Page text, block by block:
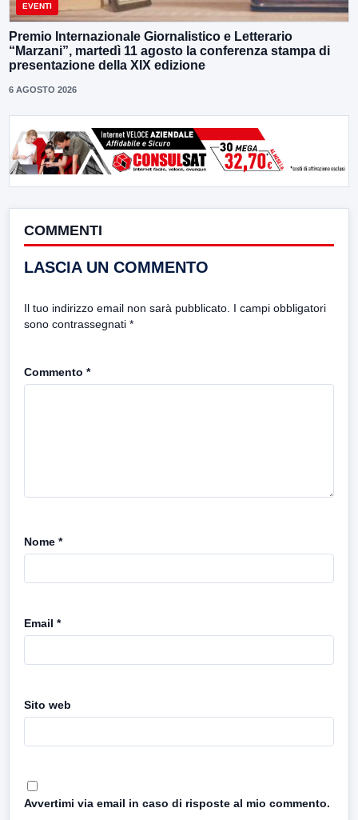
EVENTI
Premio Internazionale Giornalistico e Letterario
“Marzani”, martedì 11 agosto la conferenza stampa di
presentazione della XIX edizione
6 AGOSTO 2026
COMMENTI
LASCIA UN COMMENTO
Il tuo indirizzo email non sarà pubblicato. I campi obbligatori
sono contrassegnati *
Commento *
Nome *
Email *
Sito web
Avvertimi via email in caso di risposte al mio commento.